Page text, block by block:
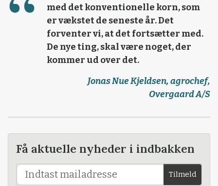
med det konventionelle korn, som
er vækstet de seneste år. Det
forventer vi, at det fortsætter med.
De nye ting, skal være noget, der
kommer ud over det.
Jonas Nue Kjeldsen, agrochef,
Overgaard A/S
Få aktuelle nyheder i indbakken
Tilmeld